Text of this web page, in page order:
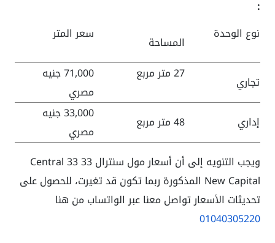
:
نوع الوحدة
المساحة سعر المتر
تجاري 27 متر مربع
71,000 جنيه
مصري
إداري
48 متر مربع
33,000 جنيه
مصري
ويجب التنويه إلى أن أسعار مول سنترال 33 Central 33
New Capital المذكورة ربما تكون قد تغيرت، للحصول على
تحديثات الأسعار تواصل معنا عبر الواتساب من هنا
01040305220